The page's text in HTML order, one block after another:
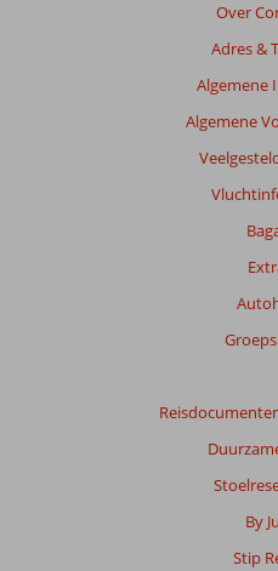
Over
Adres &
Algemene
Algemene
By
Stip